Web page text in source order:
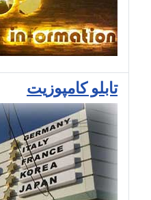
تابلو کامپوزیت